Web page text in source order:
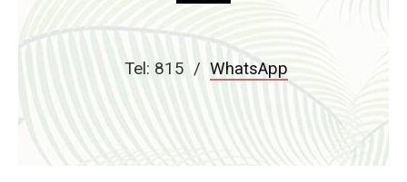
Tel: 815 / WhatsApp